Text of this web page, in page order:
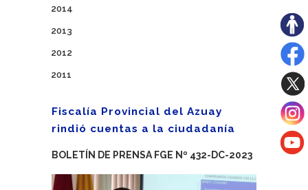
2014
2013
2012
2011
Fiscalía Provincial del Azuay
rindió cuentas a la ciudadanía
BOLETÍN DE PRENSA FGE Nº 432-DC-2023